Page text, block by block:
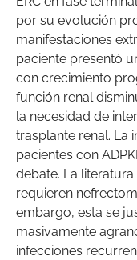
por su evolución
manifestaciones
paciente presentó
con crecimiento
función renal
la necesidad de
trasplante renal. La
pacientes con
debate. La
requieren
embargo, esta se
masivamente
infecciones